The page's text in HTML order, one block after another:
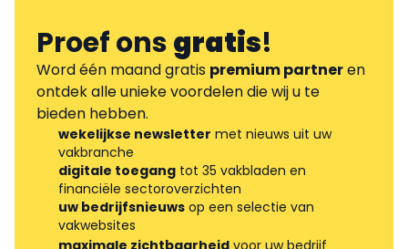
Proef onsgratis!
Word één maand gratis premium partneren
ontdek alle unieke voordelen die wij u te
bieden hebben.
wekelijkse newsletter met nieuws uit uw
vakbranche
digitale toegang tot 35 vakbladen en
financiële sectoroverzichten
uw bedrijfsnieuws op een selectie van
vakwebsites
maximale zichtbaarheid voor uw bedrijf